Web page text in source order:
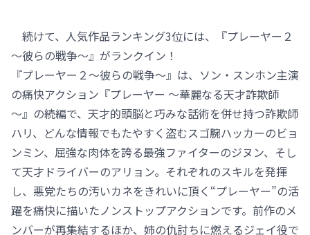
続けて、人気作品ランキング3位には、『プレーヤー２
～彼らの戦争～』がランクイン！
『プレーヤー２～彼らの戦争～』は、ソン・スンホン主演
の痛快アクション『プレーヤー ～華麗なる天才詐欺師
～』の続編で、天才的頭脳と巧みな話術を併せ持つ詐欺師
ハリ、どんな情報でもたやすく盗むスゴ腕ハッカーのビョ
ンミン、屈強な肉体を誇る最強ファイターのジヌン、そし
て天才ドライバーのアリョン。それぞれのスキルを発揮
し、悪党たちの汚いカネをきれいに頂く“プレーヤー”の活
躍を痛快に描いたノンストップアクションです。前作のメ
ンバーが再集結するほか、姉の仇討ちに燃えるジェイ役で